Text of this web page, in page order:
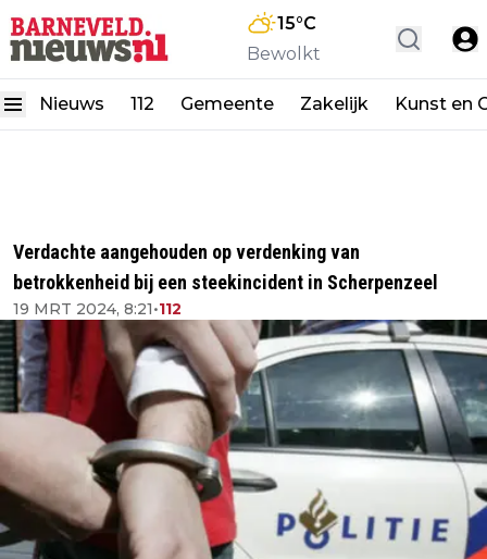
15°C
Bewolkt
Nieuws 112 Gemeente Zakelijk Kunst en
Verdachte aangehouden op verdenking van
betrokkenheid bij een steekincident in Scherpenzeel
19 MRT 2024, 8:21•112